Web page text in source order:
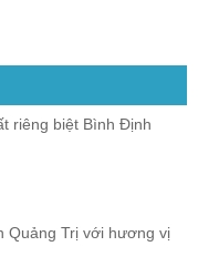
riêng biệt Bình Định
Quảng Trị với hương vị